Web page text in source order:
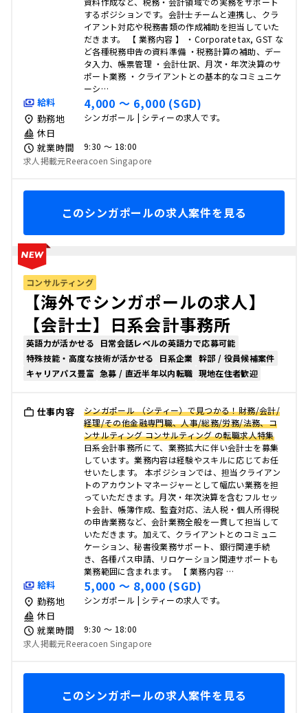
するポジションです。会計士チームと連携し、クラ
イアント対応や税務書類の作成補助を担当していた
だきます。 【 業務内容 】 ・Corporate tax, GST な
ど各種税務申告の資料準備 ・税務計算の補助、デー
タ入力、帳票管理 ・会計仕訳、月次・年次決算のサ
ポート業務 ・クライアントとの基本的なコミュニケ
ーシ…
給料 4,000 〜 6,000 (SGD)
勤務地 シンガポール | シティーの求人です。
休日
就業時間
9:30 〜 18:00
求人掲載元Reeracoen Singapore
このシンガポールの求人案件を見る
コンサルティング
【海外でシンガポールの求人】
【会計士】日系会計事務所
英語力が活かせる
日常会話レベルの英語力で応募可能
特殊技能・高度な技術が活かせる
日系企業 幹部 / 役員候補案件
キャリアパス豊富 急募 / 直近半年以内転職 現地在住者歓迎
仕事内容
シンガポール （シティー）で見つかる！財務/会計/
経理/その他金融専門職、人事/総務/労務/法務、コ
ンサルティング コンサルティング の転職求人特集
日系会計事務所にて、業務拡大に伴い会計士を募集
しています。業務内容は経験やスキルに応じてお任
せいたします。 本ポジションでは、担当クライアン
トのアカウントマネージャーとして幅広い業務を担
っていただきます。月次・年次決算を含むフルセッ
ト会計、帳簿作成、監査対応、法人税・個人所得税
の申告業務など、会計業務全般を一貫して担当して
いただきます。加えて、クライアントとのコミュニ
ケーション、秘書役業務サポート、銀行関連手続
き、各種パス申請、リロケーション関連サポートも
業務範囲に含まれます。 【 業務内容 …
給料 5,000 〜 8,000 (SGD)
勤務地 シンガポール | シティーの求人です。
休日
就業時間
9:30 〜 18:00
求人掲載元Reeracoen Singapore
このシンガポールの求人案件を見る